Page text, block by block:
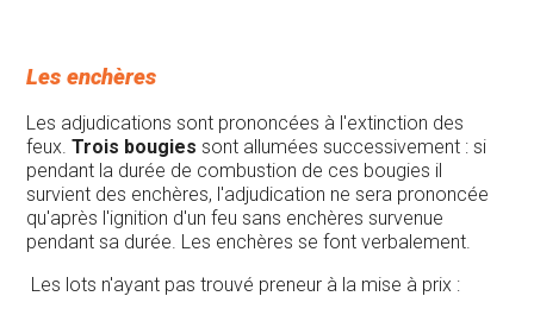
Les enchères
Les adjudications sont prononcées à l'extinction des
feux.Trois bougiessont allumées successivement : si
pendant la durée de combustion de ces bougies il
survient des enchères, l'adjudication ne sera prononcée
qu'après l'ignition d'un feu sans enchères survenue
pendant sa durée. Les enchères se font verbalement.
Les lots n'ayant pas trouvé preneur à la mise à prix :